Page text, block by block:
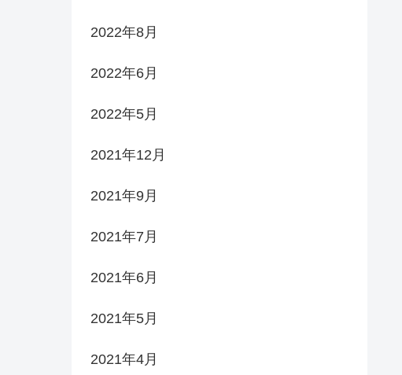
2022年8月
2022年6月
2022年5月
2021年12月
2021年9月
2021年7月
2021年6月
2021年5月
2021年4月